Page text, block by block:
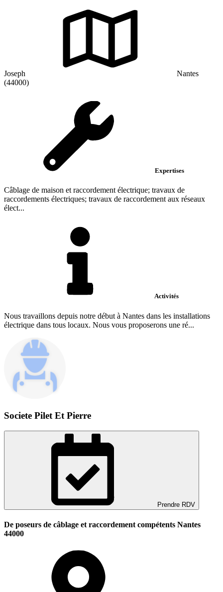
Joseph
Nantes
(44000)
Expertises
Câblage de maison et raccordement électrique; travaux de
raccordements électriques; travaux de raccordement aux réseaux
élect...
Activités
Nous travaillons depuis notre début à Nantes dans les installations
électrique dans tous locaux. Nous vous proposerons une ré...
Societe Pilet Et Pierre
Prendre RDV
De poseurs de câblage et raccordement compétents Nantes
44000